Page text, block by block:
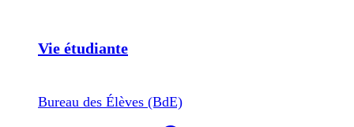
Vie étudiante
Bureau des Élèves (BdE)